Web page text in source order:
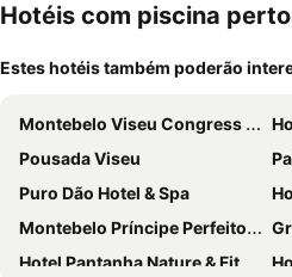
Hotéis com piscina
Estes hotéis também poderão
Montebelo Viseu Congress Hotel & Spa
Pousada Viseu
Puro Dão Hotel & Spa
Montebelo Príncipe Perfeito Viseu Garden Hotel
Hotel Pantanha Nature & Fitness